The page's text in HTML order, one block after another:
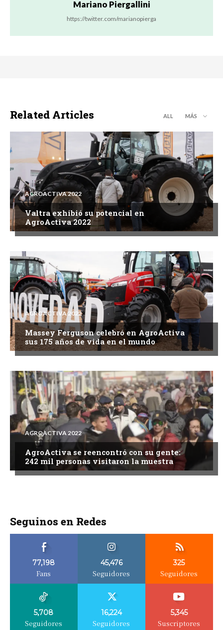
Mariano Piergallini
https://twitter.com/marianopierga
Related Articles ALL MÁS
AGROACTIVA 2022
Valtra exhibió su potencial en
AgroActiva 2022
AGROACTIVA 2022
Massey Ferguson celebró en AgroActiva
sus 175 años de vida en el mundo
AGROACTIVA 2022
AgroActiva se reencontró con su gente:
242 mil personas visitaron la muestra
Seguinos en Redes
77,198
Fans
45,476
Seguidores
325
Seguidores
5,708
Seguidores
16,224
Seguidores
5,345
Suscriptores